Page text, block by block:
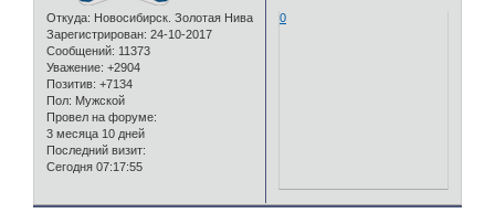
Откуда: Новосибирск. Золотая Нива
Зарегистрирован: 24-10-2017
Сообщений: 11373
Уважение: +2904
Позитив: +7134
Пол: Мужской
Провел на форуме:
3 месяца 10 дней
Последний визит:
Сегодня 07:17:55
0